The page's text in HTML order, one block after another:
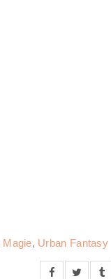
Magie, Urban Fantasy